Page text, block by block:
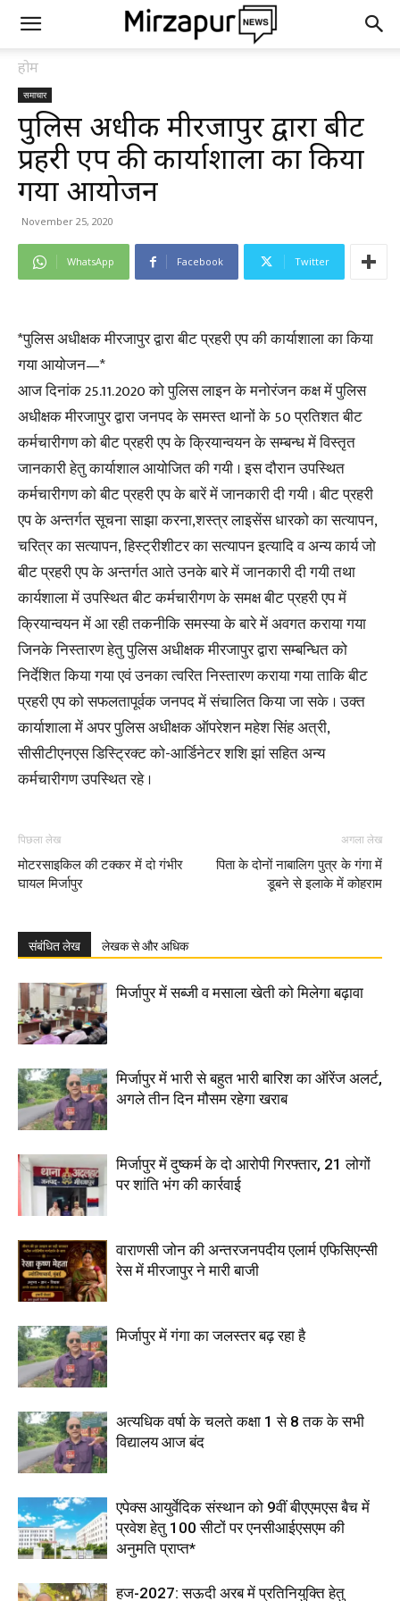
होम
समाचार
पुलिस अधीक्षक मीरजापुर द्वारा बीट
प्रहरी एप की कार्याशाला का किया
गया आयोजन
November 25, 2020
WhatsApp Facebook Twitter
*पुलिस अधीक्षक मीरजापुर द्वारा बीट प्रहरी एप की कार्याशाला का किया
गया आयोजन—*
आज दिनांक 25.11.2020 को पुलिस लाइन के मनोरंजन कक्ष में पुलिस
अधीक्षक मीरजापुर द्वारा जनपद के समस्त थानों के 50 प्रतिशत बीट
कर्मचारीगण को बीट प्रहरी एप के क्रियान्वयन के सम्बन्ध में विस्तृत
जानकारी हेतु कार्याशाल आयोजित की गयी । इस दौरान उपस्थित
कर्मचारीगण को बीट प्रहरी एप के बारें में जानकारी दी गयी । बीट प्रहरी
एप के अन्तर्गत सूचना साझा करना,शस्त्र लाइसेंस धारको का सत्यापन,
चरित्र का सत्यापन, हिस्ट्रीशीटर का सत्यापन इत्यादि व अन्य कार्य जो
बीट प्रहरी एप के अन्तर्गत आते उनके बारे में जानकारी दी गयी तथा
कार्यशाला में उपस्थित बीट कर्मचारीगण के समक्ष बीट प्रहरी एप में
क्रियान्वयन में आ रही तकनीकि समस्या के बारे में अवगत कराया गया
जिनके निस्तारण हेतु पुलिस अधीक्षक मीरजापुर द्वारा सम्बन्धित को
निर्देशित किया गया एवं उनका त्वरित निस्तारण कराया गया ताकि बीट
प्रहरी एप को सफलतापूर्वक जनपद में संचालित किया जा सके । उक्त
कार्याशाला में अपर पुलिस अधीक्षक ऑपरेशन महेश सिंह अत्री,
सीसीटीएनएस डिस्ट्रिक्ट को-आर्डिनेटर शशि झां सहित अन्य
कर्मचारीगण उपस्थित रहे ।
पिछला लेख
मोटरसाइकिल की टक्कर में दो गंभीर
घायल मिर्जापुर
अगला लेख
पिता के दोनों नाबालिग पुत्र के गंगा में
डूबने से इलाके में कोहराम
संबंधित लेख लेखक से और अधिक
मिर्जापुर में सब्जी व मसाला खेती को मिलेगा बढ़ावा
मिर्जापुर में भारी से बहुत भारी बारिश का ऑरेंज अलर्ट,
अगले तीन दिन मौसम रहेगा खराब
मिर्जापुर में दुष्कर्म के दो आरोपी गिरफ्तार, 21 लोगों
पर शांति भंग की कार्रवाई
वाराणसी जोन की अन्तरजनपदीय एलार्म एफिसिएन्सी
रेस में मीरजापुर ने मारी बाजी
मिर्जापुर में गंगा का जलस्तर बढ़ रहा है
अत्यधिक वर्षा के चलते कक्षा 1 से 8 तक के सभी
विद्यालय आज बंद
एपेक्स आयुर्वेदिक संस्थान को 9वीं बीएएमएस बैच में
प्रवेश हेतु 100 सीटों पर एनसीआईएसएम की
अनुमति प्राप्त*
हज-2027: सऊदी अरब में प्रतिनियुक्ति हेतु